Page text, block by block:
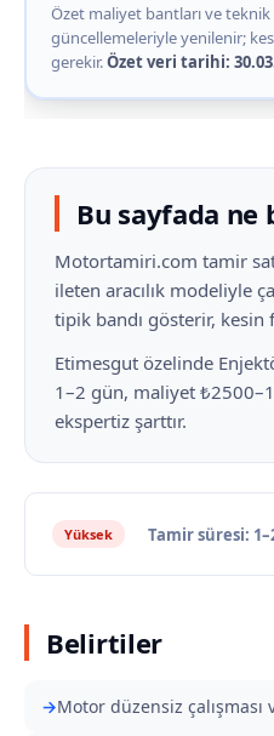
Özet maliyet bantları ve
güncellemeleriyle yenilenir;
gerekir.Özet veri tarihi:
Bu sayfada ne
Motortamiri.com tamir
ileten aracılık modeliyle
tipik bandı gösterir, kesin
Etimesgut özelinde
1–2 gün, maliyet
ekspertiz şarttır.
Yüksek Tamir süresi:
Belirtiler
Motor düzensiz çalışması